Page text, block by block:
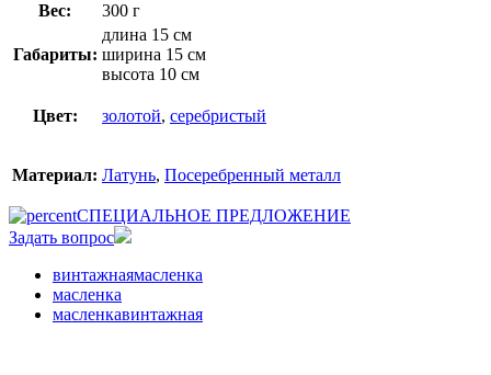
Вес:
300 г
Габариты:
длина 15 см
ширина 15 см
высота 10 см
Цвет: золотой, серебристый
Материал: Латунь, Посеребренный металл
СПЕЦИАЛЬНОЕ ПРЕДЛОЖЕНИЕ
Задать вопрос
винтажнаямасленка
масленка
масленкавинтажная